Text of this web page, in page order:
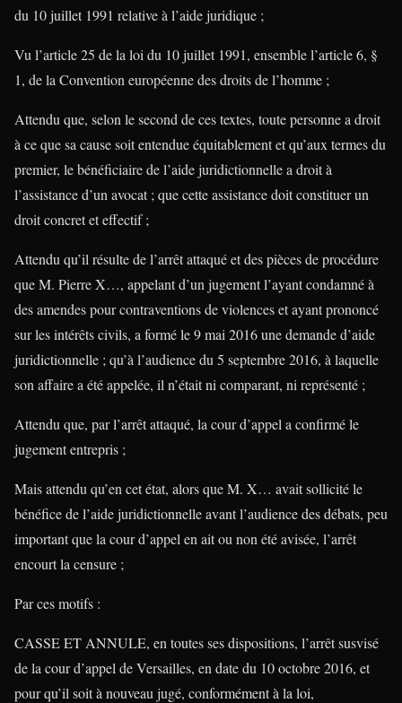
du 10 juillet 1991 relative à l’aide juridique ;
Vu l’article 25 de la loi du 10 juillet 1991, ensemble l’article 6, §
1, de la Convention européenne des droits de l’homme ;
Attendu que, selon le second de ces textes, toute personne a droit
à ce que sa cause soit entendue équitablement et qu’aux termes du
premier, le bénéficiaire de l’aide juridictionnelle a droit à
l’assistance d’un avocat ; que cette assistance doit constituer un
droit concret et effectif ;
Attendu qu’il résulte de l’arrêt attaqué et des pièces de procédure
que M. Pierre X…, appelant d’un jugement l’ayant condamné à
des amendes pour contraventions de violences et ayant prononcé
sur les intérêts civils, a formé le 9 mai 2016 une demande d’aide
juridictionnelle ; qu’à l’audience du 5 septembre 2016, à laquelle
son affaire a été appelée, il n’était ni comparant, ni représenté ;
Attendu que, par l’arrêt attaqué, la cour d’appel a confirmé le
jugement entrepris ;
Mais attendu qu’en cet état, alors que M. X… avait sollicité le
bénéfice de l’aide juridictionnelle avant l’audience des débats, peu
important que la cour d’appel en ait ou non été avisée, l’arrêt
encourt la censure ;
Par ces motifs :
CASSE ET ANNULE, en toutes ses dispositions, l’arrêt susvisé
de la cour d’appel de Versailles, en date du 10 octobre 2016, et
pour qu’il soit à nouveau jugé, conformément à la loi,